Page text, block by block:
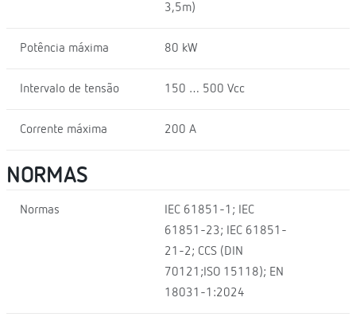
3,5m)
Potência máxima 80 kW
Intervalo de tensão 150 … 500 Vcc
Corrente máxima 200 A
NORMAS
Normas
IEC 61851-1; IEC
61851-23; IEC 61851-
21-2; CCS (DIN
70121;ISO 15118); EN
18031-1:2024